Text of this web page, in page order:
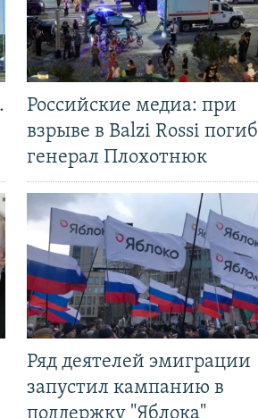
Российские медиа: при
взрыве в Balzi Rossi погиб
генерал Плохотнюк
Ряд деятелей эмиграции
запустил кампанию в